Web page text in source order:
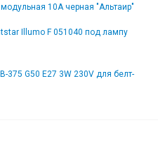
10А черная "Альтаир"
Illumo F 051040 под лампу
375 G50 E27 3W 230V для белт-